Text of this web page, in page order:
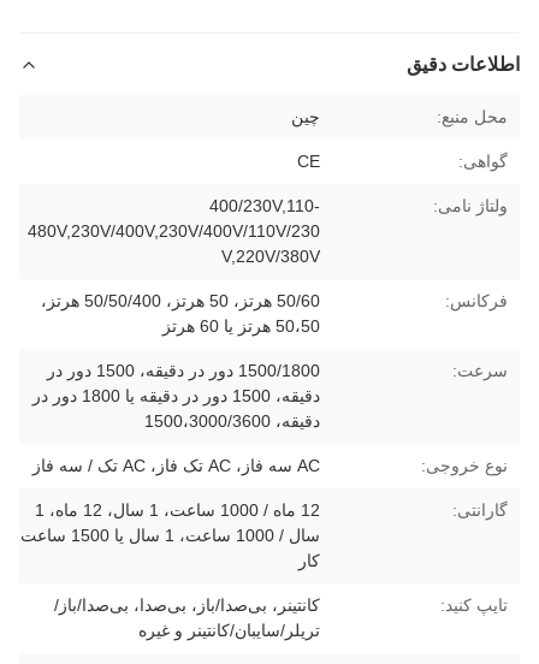
اطلاعات دقیق
محل منبع: چین
گواهی: CE
ولتاژ نامی:
400/230V,110-
480V,230V/400V,230V/400V/110V/230
V,220V/380V
فرکانس:
50/60 هرتز، 50 هرتز، 50/50/400 هرتز،
50،50 هرتز یا 60 هرتز
سرعت:
1500/1800 دور در دقیقه، 1500 دور در
دقیقه، 1500 دور در دقیقه یا 1800 دور در
دقیقه، 1500،3000/3600
نوع خروجی: AC سه فاز، AC تک فاز، AC تک / سه فاز
گارانتی:
12 ماه / 1000 ساعت، 1 سال، 12 ماه، 1
سال / 1000 ساعت، 1 سال یا 1500 ساعت
کار
تایپ کنید:
کانتینر، بی‌صدا/باز، بی‌صدا، بی‌صدا/باز/
تریلر/سایبان/کانتینر و غیره